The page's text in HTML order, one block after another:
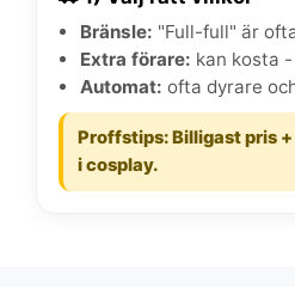
Bränsle: "Full-full" är
Extra förare: kan kosta
Automat: ofta dyrare
Proffstips: Billigast pris
i cosplay.